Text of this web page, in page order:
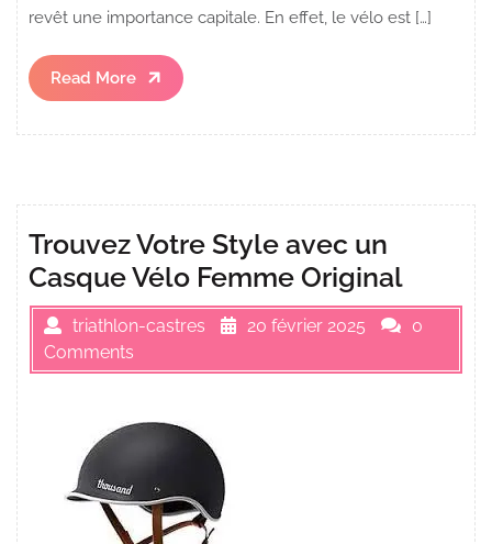
revêt une importance capitale. En effet, le vélo est […]
Read More
Read
More
Trouvez Votre Style avec un
Casque Vélo Femme Original
triathlon-castres 20 février 2025
0
Comments